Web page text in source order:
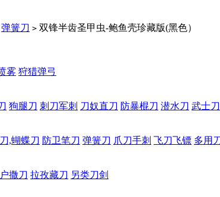
弹簧刀 > 双锋半齿圣甲虫-鲍鱼壳珍藏版(黑色）
雾 狩猎弹弓
狗腿刀 刺刀军刺 刀奴直刀 防暴棍刀 潜水刀 武士刀
,蝴蝶刀 防卫笔刀 弹簧刀 爪刀手刺 飞刀飞镖 多用
户撒刀 拉孜藏刀 另类刀剑